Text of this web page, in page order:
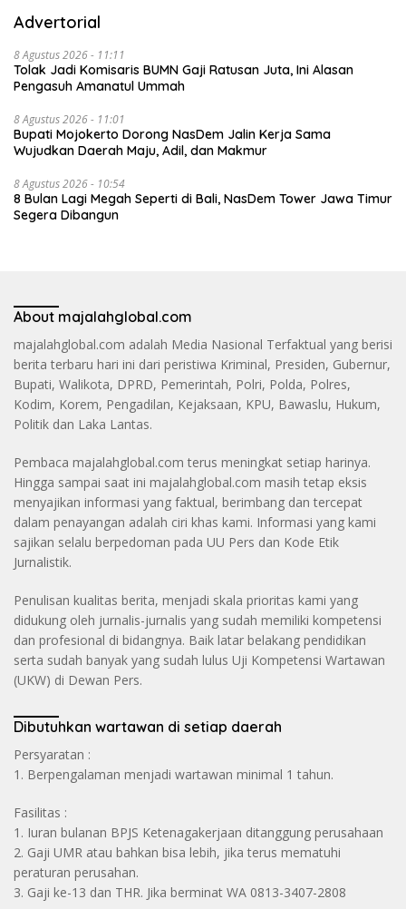
Advertorial
8 Agustus 2026 - 11:11
Tolak Jadi Komisaris BUMN Gaji Ratusan Juta, Ini Alasan
Pengasuh Amanatul Ummah
8 Agustus 2026 - 11:01
Bupati Mojokerto Dorong NasDem Jalin Kerja Sama
Wujudkan Daerah Maju, Adil, dan Makmur
8 Agustus 2026 - 10:54
8 Bulan Lagi Megah Seperti di Bali, NasDem Tower Jawa Timur
Segera Dibangun
About majalahglobal.com
majalahglobal.com adalah Media Nasional Terfaktual yang berisi
berita terbaru hari ini dari peristiwa Kriminal, Presiden, Gubernur,
Bupati, Walikota, DPRD, Pemerintah, Polri, Polda, Polres,
Kodim, Korem, Pengadilan, Kejaksaan, KPU, Bawaslu, Hukum,
Politik dan Laka Lantas.
Pembaca majalahglobal.com terus meningkat setiap harinya.
Hingga sampai saat ini majalahglobal.com masih tetap eksis
menyajikan informasi yang faktual, berimbang dan tercepat
dalam penayangan adalah ciri khas kami. Informasi yang kami
sajikan selalu berpedoman pada UU Pers dan Kode Etik
Jurnalistik.
Penulisan kualitas berita, menjadi skala prioritas kami yang
didukung oleh jurnalis-jurnalis yang sudah memiliki kompetensi
dan profesional di bidangnya. Baik latar belakang pendidikan
serta sudah banyak yang sudah lulus Uji Kompetensi Wartawan
(UKW) di Dewan Pers.
Dibutuhkan wartawan di setiap daerah
Persyaratan :
1. Berpengalaman menjadi wartawan minimal 1 tahun.
Fasilitas :
1. Iuran bulanan BPJS Ketenagakerjaan ditanggung perusahaan
2. Gaji UMR atau bahkan bisa lebih, jika terus mematuhi
peraturan perusahan.
3. Gaji ke-13 dan THR. Jika berminat WA 0813-3407-2808